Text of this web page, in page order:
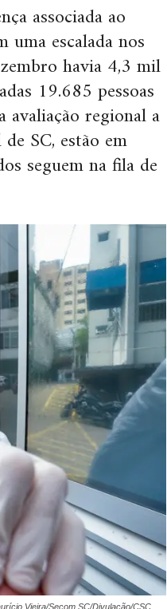
associada ao
escalada nos
havia 4,3 mil
19.685 pessoas
avaliação regional a
SC, estão em
seguem na fila de
Vieira/Secom SC/Divulação/CSC